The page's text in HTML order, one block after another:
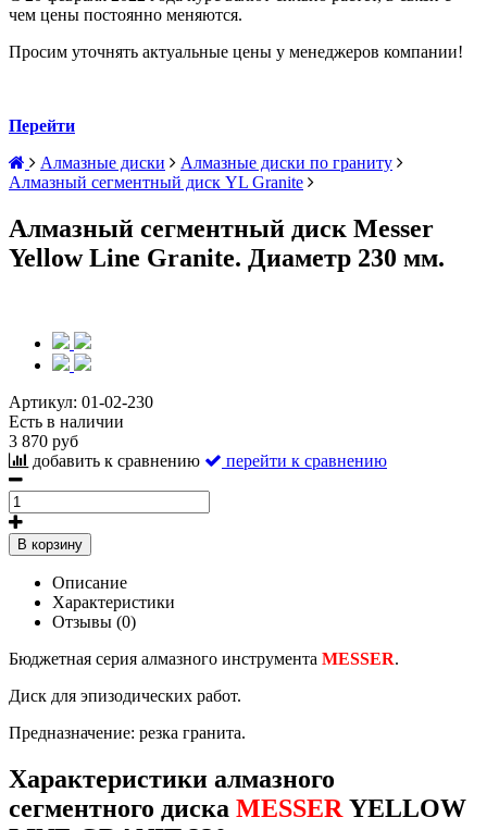
чем цены постоянно меняются.
Просим уточнять актуальные цены у менеджеров компании!
Перейти
Алмазные диски
Алмазные диски по граниту
Алмазный сегментный диск YL Granite
Алмазный сегментный диск Messer
Yellow Line Granite. Диаметр 230 мм.
Артикул: 01-02-230
Есть в наличии
3 870 руб
добавить к сравнению
перейти к сравнению
В корзину
Описание
Характеристики
Отзывы (0)
Бюджетная серия алмазного инструмента MESSER.
Диск для эпизодических работ.
Предназначение: резка гранита.
Характеристики алмазного
сегментного диска MESSER YELLOW